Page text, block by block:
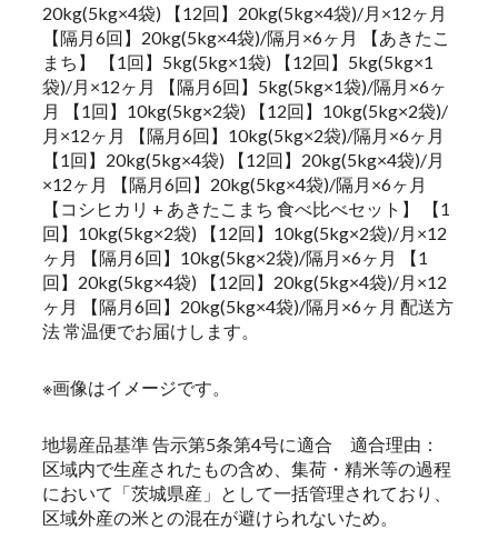
20kg(5kg×4袋) 【12回】20kg(5kg×4袋)/月×12ヶ月
【隔月6回】20kg(5kg×4袋)/隔月×6ヶ月 【あきたこ
まち】 【1回】5kg(5kg×1袋) 【12回】5kg(5kg×1
袋)/月×12ヶ月 【隔月6回】5kg(5kg×1袋)/隔月×6ヶ
月 【1回】10kg(5kg×2袋) 【12回】10kg(5kg×2袋)/
月×12ヶ月 【隔月6回】10kg(5kg×2袋)/隔月×6ヶ月
【1回】20kg(5kg×4袋) 【12回】20kg(5kg×4袋)/月
×12ヶ月 【隔月6回】20kg(5kg×4袋)/隔月×6ヶ月
【コシヒカリ + あきたこまち 食べ比べセット】 【1
回】10kg(5kg×2袋) 【12回】10kg(5kg×2袋)/月×12
ヶ月 【隔月6回】10kg(5kg×2袋)/隔月×6ヶ月 【1
回】20kg(5kg×4袋) 【12回】20kg(5kg×4袋)/月×12
ヶ月 【隔月6回】20kg(5kg×4袋)/隔月×6ヶ月 配送方
法 常温便でお届けします。
※画像はイメージです。
地場産品基準 告示第5条第4号に適合 適合理由：
区域内で生産されたもの含め、集荷・精米等の過程
において「茨城県産」として一括管理されており、
区域外産の米との混在が避けられないため。